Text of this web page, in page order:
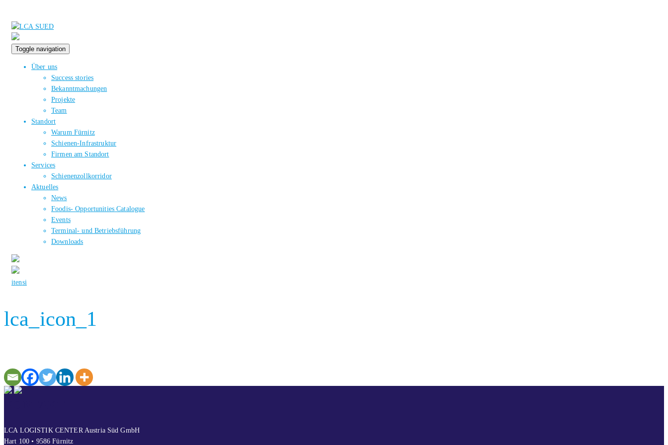
Toggle navigation
Über uns
Success stories
Bekanntmachungen
Projekte
Team
Standort
Warum Fürnitz
Schienen-Infrastruktur
Firmen am Standort
Services
Schienenzollkorridor
Aktuelles
News
Foodis- Opportunities Catalogue
Events
Terminal- und Betriebsführung
Downloads
itensi
lca_icon_1
LCA LOGISTIK CENTER Austria Süd GmbH
Hart 100 • 9586 Fürnitz